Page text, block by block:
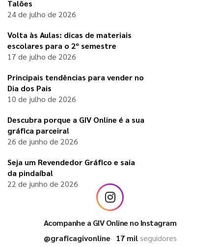
Talões
24 de julho de 2026
Volta às Aulas: dicas de materiais
escolares para o 2º semestre
17 de julho de 2026
Principais tendências para vender no
Dia dos Pais
10 de julho de 2026
Descubra porque a GIV Online é a sua
gráfica parceira!
26 de junho de 2026
Seja um Revendedor Gráfico e saia
da pindaíba!
22 de junho de 2026
Acompanhe a GIV Online no Instagram
@graficagivonline
17 milseguidores